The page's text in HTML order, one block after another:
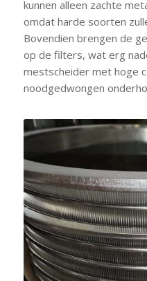
kunnen alleen zachte
omdat harde soorten
Bovendien brengen de
op de filters, wat erg
mestscheider met hoge
noodgedwongen